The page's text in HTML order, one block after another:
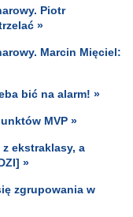
Piotr
»
Marcin Mięciel:
bić na alarm! »
MVP »
ekstraklasy, a
»
zgrupowania w